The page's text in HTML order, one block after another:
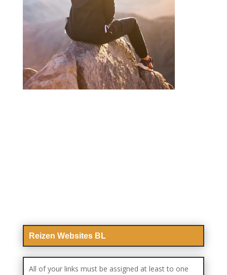
Reizen Websites BL
All of your links must be assigned at least to one